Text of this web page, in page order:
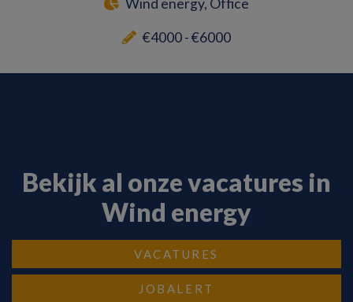
Wind energy, Office
€4000 - €6000
Bekijk al onze vacatures in
Wind energy
VACATURES
JOBALERT